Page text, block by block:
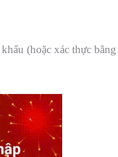
(hoặc xác thực